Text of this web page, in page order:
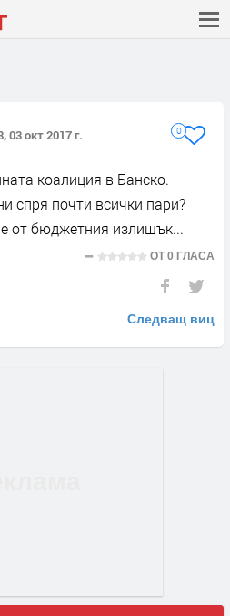
03 окт 2017 г. 0
коалиция в Банско.
спря почти всички пари?
от бюджетния излишък...
ОТ0 ГЛАСА
Следващ виц